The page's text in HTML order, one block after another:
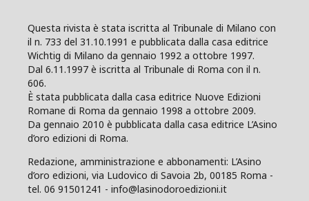
Questa rivista è stata iscritta al Tribunale di Milano con
il n. 733 del 31.10.1991 e pubblicata dalla casa editrice
Wichtig di Milano da gennaio 1992 a ottobre 1997.
Dal 6.11.1997 è iscritta al Tribunale di Roma con il n.
606.
È stata pubblicata dalla casa editrice Nuove Edizioni
Romane di Roma da gennaio 1998 a ottobre 2009.
Da gennaio 2010 è pubblicata dalla casa editrice L’Asino
d’oro edizioni di Roma.
Redazione, amministrazione e abbonamenti: L’Asino
d’oro edizioni, via Ludovico di Savoia 2b, 00185 Roma -
tel. 06 91501241 - info@lasinodoroedizioni.it